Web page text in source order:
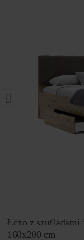
Łóżo z szufladami
160x200 cm